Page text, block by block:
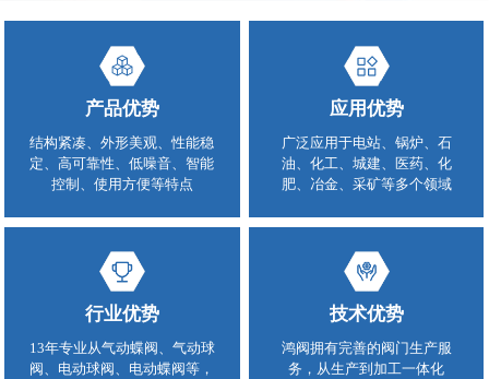
产品优势
结构紧凑、外形美观、性能稳
定、高可靠性、低噪音、智能
控制、使用方便等特点
应用优势
广泛应用于电站、锅炉、石
油、化工、城建、医药、化
肥、冶金、采矿等多个领域
行业优势
13年专业从气动蝶阀、气动球
阀、电动球阀、电动蝶阀等，
技术优势
鸿阀拥有完善的阀门生产服
务，从生产到加工一体化